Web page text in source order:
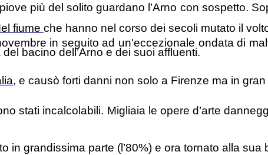
più del solito guardano l’Arno con sospetto.
fiume che hanno nel corso dei secoli mutato il
in seguito ad un'eccezionale ondata di
bacino dell’Arno e dei suoi affluenti.
, e causò forti danni non solo a Firenze ma in
stati incalcolabili. Migliaia le opere d’arte
in grandissima parte (l’80%) e ora tornato alla